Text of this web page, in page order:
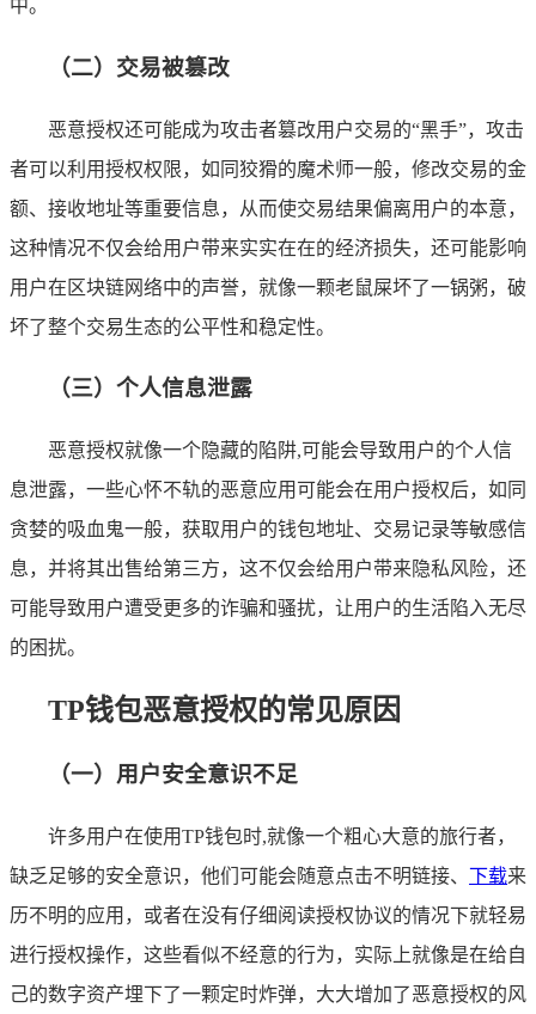
中。
（二）交易被篡改
恶意授权还可能成为攻击者篡改用户交易的“黑手”，攻击
者可以利用授权权限，如同狡猾的魔术师一般，修改交易的金
额、接收地址等重要信息，从而使交易结果偏离用户的本意，
这种情况不仅会给用户带来实实在在的经济损失，还可能影响
用户在区块链网络中的声誉，就像一颗老鼠屎坏了一锅粥，破
坏了整个交易生态的公平性和稳定性。
（三）个人信息泄露
恶意授权就像一个隐藏的陷阱,可能会导致用户的个人信
息泄露，一些心怀不轨的恶意应用可能会在用户授权后，如同
贪婪的吸血鬼一般，获取用户的钱包地址、交易记录等敏感信
息，并将其出售给第三方，这不仅会给用户带来隐私风险，还
可能导致用户遭受更多的诈骗和骚扰，让用户的生活陷入无尽
的困扰。
TP钱包恶意授权的常见原因
（一）用户安全意识不足
许多用户在使用TP钱包时,就像一个粗心大意的旅行者，
缺乏足够的安全意识，他们可能会随意点击不明链接、 下载来
历不明的应用，或者在没有仔细阅读授权协议的情况下就轻易
进行授权操作，这些看似不经意的行为，实际上就像是在给自
己的数字资产埋下了一颗定时炸弹，大大增加了恶意授权的风